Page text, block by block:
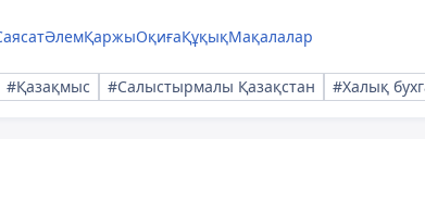
ӘлемҚаржыОқиғаҚұқықМақалалар
#Қазақмыс #Салыстырмалы Қазақстан #Халық